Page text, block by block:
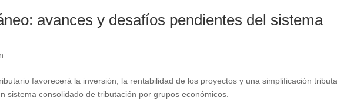
avances y desafíos pendientes del sistema
favorecerá la inversión, la rentabilidad de los proyectos y una simplificación
sistema consolidado de tributación por grupos económicos.